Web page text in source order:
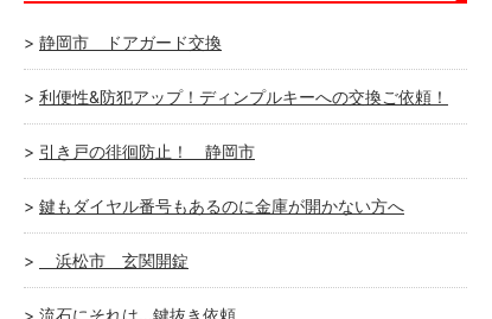
静岡市 ドアガード交換
利便性&防犯アップ！ディンプルキーへの交換ご依頼！
引き戸の徘徊防止！ 静岡市
鍵もダイヤル番号もあるのに金庫が開かない方へ
浜松市 玄関開錠